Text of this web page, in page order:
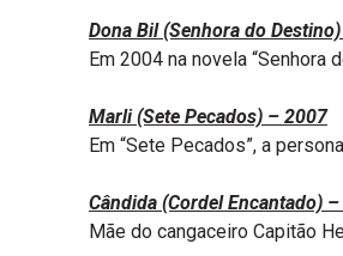
Dona Bil (Senhora do
Em 2004 na novela “Senhora
Marli (Sete Pecados) – 2007
Em “Sete Pecados”, a
Cândida (Cordel Encantado)
Mãe do cangaceiro Capitão